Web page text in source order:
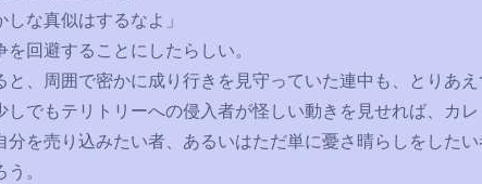
しな真似はするなよ」
回避することにしたらしい。
、周囲で密かに成り行きを見守っていた連中も、とりあ
しでもテリトリーへの侵入者が怪しい動きを見せれば、カ
分を売り込みたい者、あるいはただ単に憂さ晴らしをしたい
。